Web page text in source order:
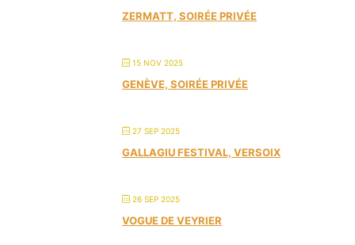
ZERMATT, SOIRÉE PRIVÉE
15 NOV 2025
GENÈVE, SOIRÉE PRIVÉE
27 SEP 2025
GALLAGIU FESTIVAL, VERSOIX
26 SEP 2025
VOGUE DE VEYRIER